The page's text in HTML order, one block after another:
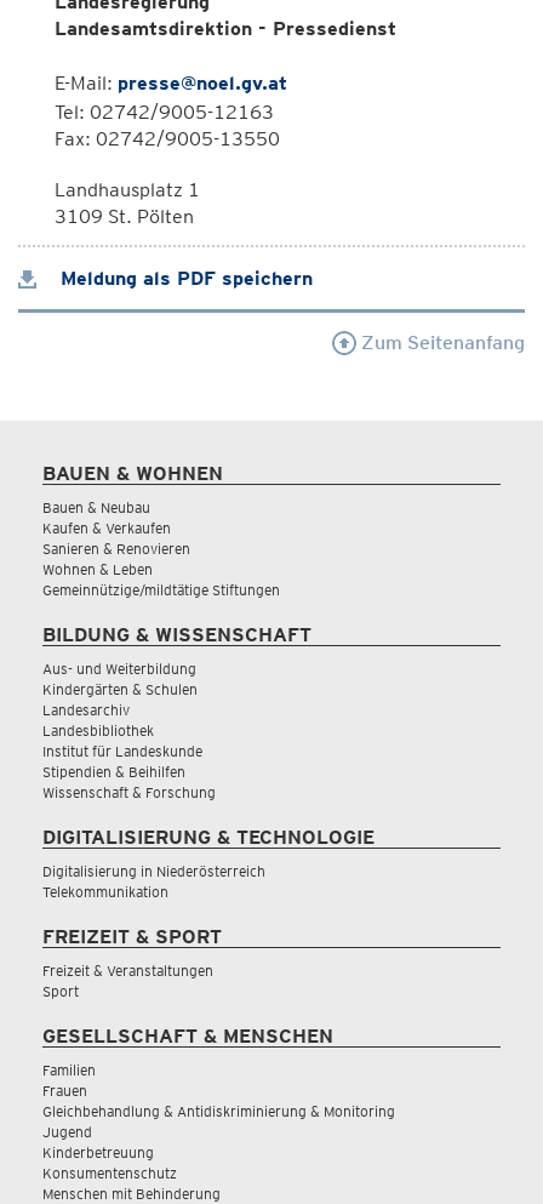
Landesamtsdirektion - Pressedienst
E-Mail: presse@noel.gv.at
Tel: 02742/9005-12163
Fax: 02742/9005-13550
Landhausplatz 1
3109 St. Pölten
Meldung als PDF speichern
Zum Seitenanfang
BAUEN & WOHNEN
Bauen & Neubau
Kaufen & Verkaufen
Sanieren & Renovieren
Wohnen & Leben
Gemeinnützige/mildtätige Stiftungen
BILDUNG & WISSENSCHAFT
Aus- und Weiterbildung
Kindergärten & Schulen
Landesarchiv
Landesbibliothek
Institut für Landeskunde
Stipendien & Beihilfen
Wissenschaft & Forschung
DIGITALISIERUNG & TECHNOLOGIE
Digitalisierung in Niederösterreich
Telekommunikation
FREIZEIT & SPORT
Freizeit & Veranstaltungen
Sport
GESELLSCHAFT & MENSCHEN
Familien
Frauen
Gleichbehandlung & Antidiskriminierung & Monitoring
Jugend
Kinderbetreuung
Konsumentenschutz
Menschen mit Behinderung